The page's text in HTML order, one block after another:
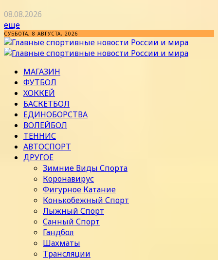
08.08.2026
еще
СУББОТА, 8 АВГУСТА, 2026
МАГАЗИН
ФУТБОЛ
ХОККЕЙ
БАСКЕТБОЛ
ЕДИНОБОРСТВА
ВОЛЕЙБОЛ
ТЕННИС
АВТОСПОРТ
ДРУГОЕ
Зимние Виды Спорта
Коронавирус
Фигурное Катание
Конькобежный Спорт
Лыжный Спорт
Санный Спорт
Гандбол
Шахматы
Трансляции